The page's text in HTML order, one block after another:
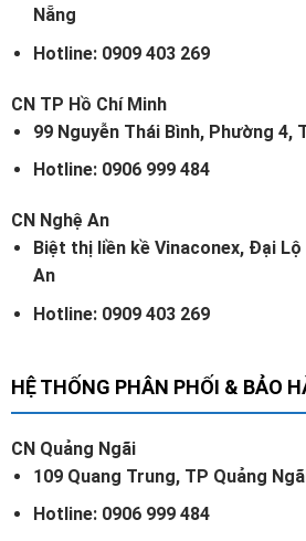
Nẵng
Hotline: 0909 403 269
CN TP Hồ Chí Minh
99 Nguyễn Thái Bình, Phường 4,
Hotline: 0906 999 484
CN Nghệ An
Biệt thị liền kề Vinaconex, Đại Lộ
An
Hotline: 0909 403 269
HỆ THỐNG PHÂN PHỐI & BẢO
CN Quảng Ngãi
109 Quang Trung, TP Quảng
Hotline: 0906 999 484